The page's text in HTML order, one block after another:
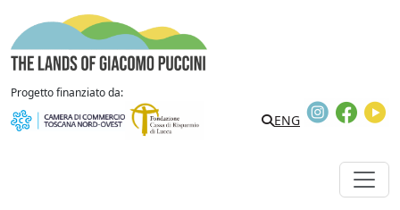
Vai al contenuto
Progetto finanziato da:
Search
ENG
Instagram